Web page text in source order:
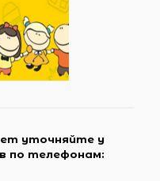
уточняйте у
по телефонам: